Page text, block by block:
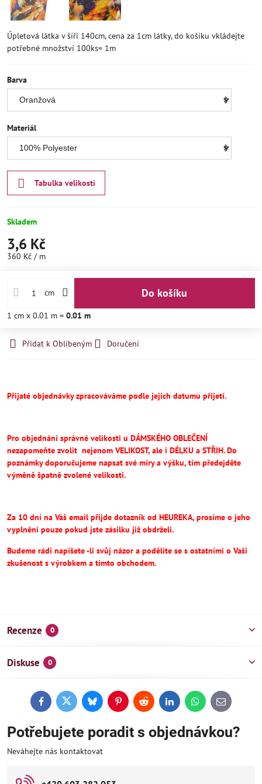
Úpletová látka v šíři 140cm, cena za 1cm látky, do košíku vkládejte
potřebné množství 100ks= 1m
Barva
Materiál
Tabulka velikostí
Skladem
3,6 Kč
360 Kč / m
cm Do košíku
1 cm x 0.01 m = 0.01 m
Přidat k Oblíbeným Doručení
Přijaté objednávky zpracováváme podle jejich datumu přijetí.
Pro objednání správné velikosti u DÁMSKÉHO OBLEČENÍ
nezapomeňte zvolit nejenom VELIKOST, ale i DÉLKU a STŘIH.Do
poznámky doporučujeme napsat své míry a výšku, tím předejděte
výměně špatně zvolené velikosti.
Za 10 dní na Váš email přijde dotazník od HEUREKA, prosíme o jeho
vyplnění pouze pokud jste zásilku již obdrželi.
Budeme rádi napíšete -li svůj názor a podělíte se s ostatními o Vaši
zkušenost s výrobkem a tímto obchodem.
Recenze 0
Diskuse 0
FacebookTwitterBlueskyPinterestReddit LinkedInWhatsApp
E-
mail
Potřebujete poradit s objednávkou?
Neváhejte nás kontaktovat